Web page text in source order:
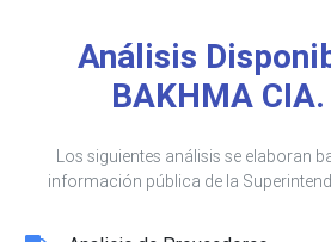
Análisis
BAKHMA CIA.
Los siguientes análisis se elaboran
información pública de la